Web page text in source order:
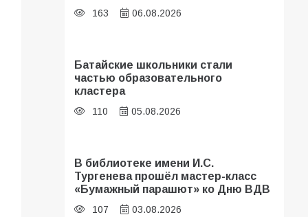
163 06.08.2026
Батайские школьники стали
частью образовательного
кластера
110 05.08.2026
В библиотеке имени И.С.
Тургенева прошёл мастер-класс
«Бумажный парашют» ко Дню ВДВ
107 03.08.2026